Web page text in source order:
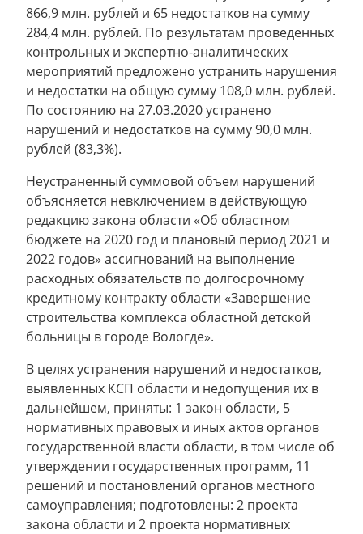
866,9 млн. рублей и 65 недостатков на сумму
284,4 млн. рублей. По результатам проведенных
контрольных и экспертно-аналитических
мероприятий предложено устранить нарушения
и недостатки на общую сумму 108,0 млн. рублей.
По состоянию на 27.03.2020 устранено
нарушений и недостатков на сумму 90,0 млн.
рублей (83,3%).
Неустраненный суммовой объем нарушений
объясняется невключением в действующую
редакцию закона области «Об областном
бюджете на 2020 год и плановый период 2021 и
2022 годов» ассигнований на выполнение
расходных обязательств по долгосрочному
кредитному контракту области «Завершение
строительства комплекса областной детской
больницы в городе Вологде».
В целях устранения нарушений и недостатков,
выявленных КСП области и недопущения их в
дальнейшем, приняты: 1 закон области, 5
нормативных правовых и иных актов органов
государственной власти области, в том числе об
утверждении государственных программ, 11
решений и постановлений органов местного
самоуправления; подготовлены: 2 проекта
закона области и 2 проекта нормативных